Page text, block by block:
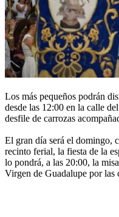
Los más pequeños podrán
desde las 12:00 en la calle
desfile de carrozas
El gran día será el domingo,
recinto ferial, la fiesta de la
lo pondrá, a las 20:00, la
Virgen de Guadalupe por las